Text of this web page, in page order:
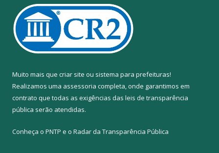
Muito mais que criar site ou sistema para prefeituras!
Realizamos uma assessoria completa, onde garantimos em
contrato que todas as exigências das leis de transparência
pública serão atendidas.
Conheça o PNTP e o Radar da Transparência Pública